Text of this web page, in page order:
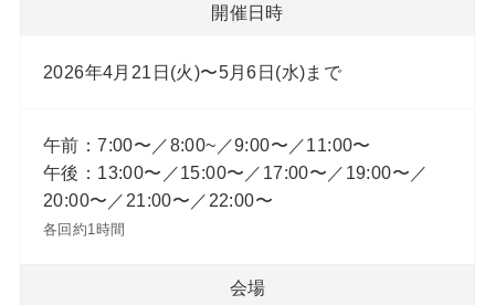
開催日時
2026年4月21日(火)〜5月6日(水)まで
午前：7:00〜／8:00~／9:00〜／11:00〜
午後：13:00〜／15:00〜／17:00〜／19:00〜／
20:00〜／21:00〜／22:00〜
各回約1時間
会場